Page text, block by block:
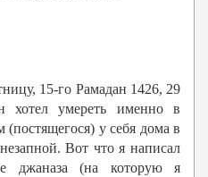
15-го Рамадан 1426, 29
хотел умереть именно в
(постящегося) у себя дома в
Вот что я написал
джаназа (на которую я